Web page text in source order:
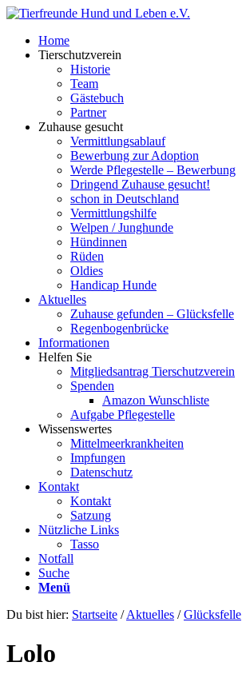
Home
Tierschutzverein
Historie
Team
Gästebuch
Partner
Zuhause gesucht
Vermittlungsablauf
Bewerbung zur Adoption
Werde Pflegestelle – Bewerbung
Dringend Zuhause gesucht!
schon in Deutschland
Vermittlungshilfe
Welpen / Junghunde
Hündinnen
Rüden
Oldies
Handicap Hunde
Aktuelles
Zuhause gefunden – Glücksfelle
Regenbogenbrücke
Informationen
Helfen Sie
Mitgliedsantrag Tierschutzverein
Spenden
Amazon Wunschliste
Aufgabe Pflegestelle
Wissenswertes
Mittelmeerkrankheiten
Impfungen
Datenschutz
Kontakt
Kontakt
Satzung
Nützliche Links
Tasso
Notfall
Suche
Menü
Du bist hier: Startseite / Aktuelles / Glücksfelle
Lolo